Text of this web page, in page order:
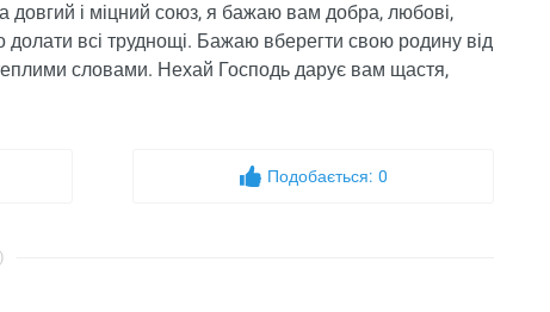
довгий і міцний союз, я бажаю вам добра, любові,
всі труднощі. Бажаю вберегти свою родину від
словами. Нехай Господь дарує вам щастя,
Подобається: 0